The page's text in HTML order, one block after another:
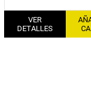
VER
DETALLES